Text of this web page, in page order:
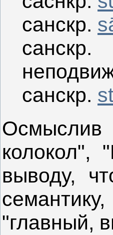
санскр.
санскр.
колокол",
выводу,
"главный,